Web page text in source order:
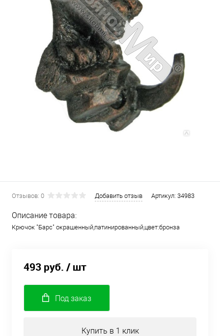
Отзывов: 0 Добавить отзыв Артикул: 34983
Описание товара:
Крючок "Барс" окрашенный,патинированный,цвет:бронза
493 руб. / шт
Под заказ
Купить в 1 клик